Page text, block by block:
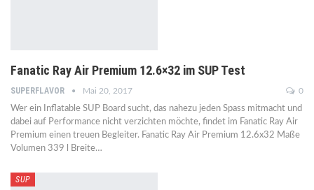
Fanatic Ray Air Premium 12.6×32 im SUP Test
SUPERFLAVOR Mai 20, 2017 0
Wer ein Inflatable SUP Board sucht, das nahezu jeden Spass mitmacht und
dabei auf Performance nicht verzichten möchte, findet im Fanatic Ray Air
Premium einen treuen Begleiter. Fanatic Ray Air Premium 12.6x32 Maße
Volumen 339 l Breite…
SUP